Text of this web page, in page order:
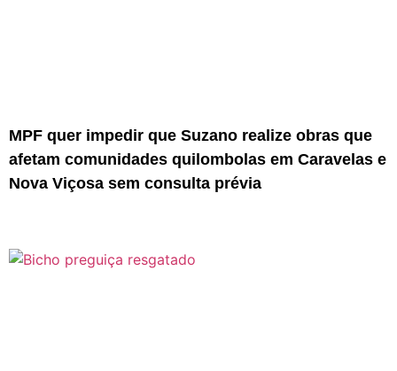
MPF quer impedir que Suzano realize obras que
afetam comunidades quilombolas em Caravelas e
Nova Viçosa sem consulta prévia